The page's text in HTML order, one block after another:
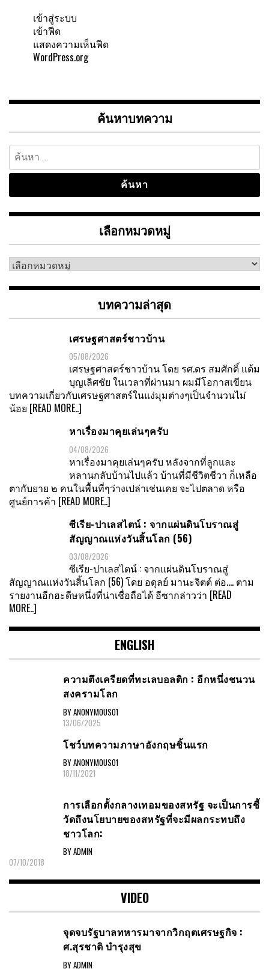
เข้าสู่ระบบ
เข้าฟีด
แสดงความเห็นฟีด
WordPress.org
ค้นหาบทความ
ค้นหา
สำหรับ:
เลือกหมวดหมู่
เลือก
หมู่
บทความล่าสุด
เศรษฐศาสตร์ชาวบ้าน
05/08/2026
เศรษฐศาสตร์ชาวบ้าน โดย รศ.ดร สมศักดิ์ แต้ม
บุญเลิศชัย ในเวลาที่ผ่านมา ผมมีโอกาสเขียน
บทความเกี่ยวกับเศรษฐศาสตร์ในแง่มุมต่างๆเป็นจำนวนไม่
น้อย [READ MORE..]
หาเรื่องมาคุยเล่นๆครับ
04/08/2026
หาเรื่องมาคุยเล่นๆครับ หลังจากที่ลูกและ
หลานกลับบ้านไปแล้ว บ้านที่มีชีวิตชีวา ก็เหลือ
ตากับยาย ๒ คนในพื้นที่ๆว่างเปล่าเช่นเคย จะไปตลาด หรือ
ศูนย์การค้า [READ MORE..]
ซีเรีย-ปาเลสไตน์ : จากแผ่นดินโบราณสู่
สัญญาณแห่งวันสิ้นโลก (56)
03/08/2026
ซีเรีย-ปาเลสไตน์ : จากแผ่นดินโบราณสู่
สัญญาณแห่งวันสิ้นโลก (56) โดย อดุลย์ มานะจิตต์ ต่อ…. ตาม
รายงานอีกฮะดีษหนึ่งที่น่าเชื่อถือได้ อีซากล่าวว่า [READ
MORE..]
ENGLISH
ความตึงเครียดที่ทะเลบอลติก : อีกหนึ่งชนวน
สงครามโลก
BY ANONYMOUS01
13/06/2025
โชว์บทความภาษาอังกฤษชิ้นแรก
BY ANONYMOUS01
18/11/2021
การเลือกตั้งกลางเทอมของสหรัฐ จะเป็นการชี้
วัดถึงนโยบายของสหรัฐที่จะมีผลกระทบถึง
ชาวโลก:
BY ADMIN
07/10/2018
VIDEO
จุดจบรัฐบาลทหารมาจากวิกฤตเศรษฐกิจ :
ศ.สุรชาติ บำรุงสุข
BY ADMIN